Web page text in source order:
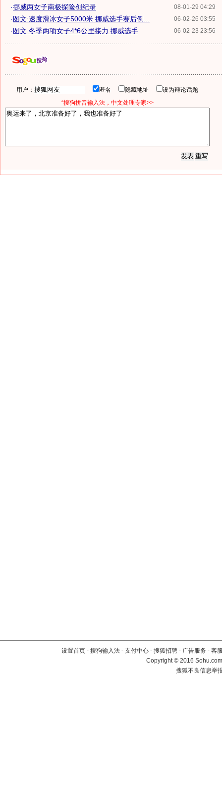
08-01-29 04:29
·挪威两女子南极探险创纪录
06-02-26 03:55
·图文:速度滑冰女子5000米 挪威选手赛后倒...
06-02-23 23:56
·图文:冬季两项女子4*6公里接力 挪威选手
用户： 匿名 隐藏地址
设为辩论话题
*搜狗拼音输入法，中文处理专家>>
设置首页 - 搜狗输入法 - 支付中心 - 搜狐招聘 - 广告服务 - 客
Copyright©2016
搜狐不良信息举